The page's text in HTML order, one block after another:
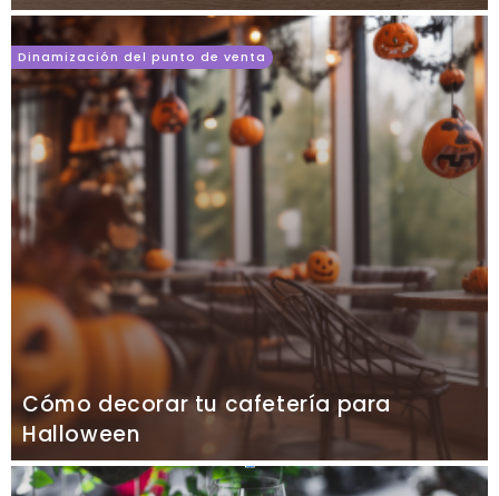
Dinamización del punto de venta
Cómo decorar tu cafetería para
Halloween